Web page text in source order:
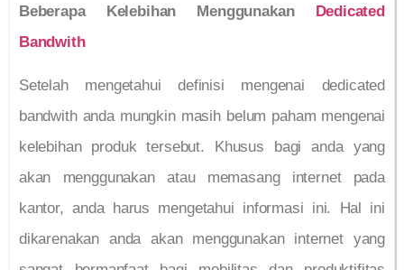
Beberapa Kelebihan Menggunakan Dedicated
Bandwith
Setelah mengetahui definisi mengenai dedicated
bandwith anda mungkin masih belum paham mengenai
kelebihan produk tersebut. Khusus bagi anda yang
akan menggunakan atau memasang internet pada
kantor, anda harus mengetahui informasi ini. Hal ini
dikarenakan anda akan menggunakan internet yang